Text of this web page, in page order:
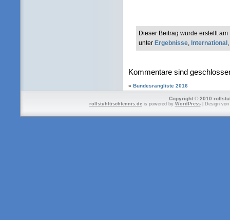
Dieser Beitrag wurde erstellt
unter Ergebnisse, International,
Kommentare sind
« Bundesrangliste 2016
Copyright © 2010
rollstuhltischtennis.deis powered by WordPress| Design von